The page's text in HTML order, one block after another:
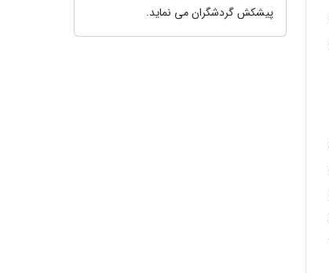
پیشکش گردشگران می نماید.